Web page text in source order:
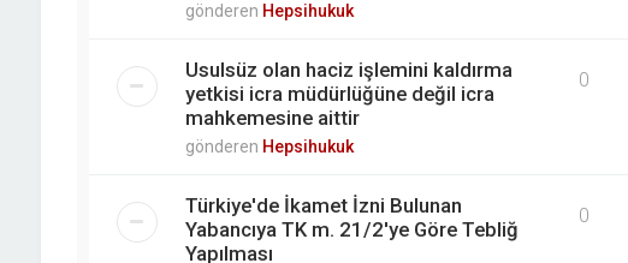
gönderen Hepsihukuk
Usulsüz olan haciz işlemini kaldırma
yetkisi icra müdürlüğüne değil icra
mahkemesine aittir
gönderen Hepsihukuk
0
Türkiye'de İkamet İzni Bulunan
Yabancıya TK m. 21/2'ye Göre Tebliğ
Yapılması
0